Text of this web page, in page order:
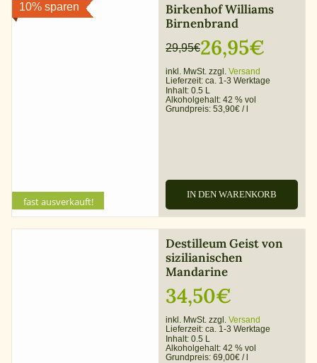
10% sparen
fast ausverkauft!
Birkenhof Williams
Birnenbrand
29,95€
Ursprünglicher
Preis
war:
26,95€
Aktueller
Preis
ist:
inkl. MwSt. zzgl. Versand
Lieferzeit: ca. 1-3 Werktage
Inhalt: 0.5 L
Alkoholgehalt: 42 % vol
Grundpreis: 53,90€ /
IN DEN WARENKORB
Destilleum Geist von
sizilianischen
Mandarine
34,50€
inkl. MwSt. zzgl. Versand
Lieferzeit: ca. 1-3 Werktage
Inhalt: 0.5 L
Alkoholgehalt: 42 % vol
Grundpreis: 69,00€ /l